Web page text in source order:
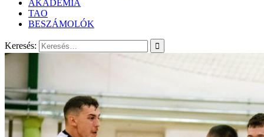
AKADÉMIA
TAO
BESZÁMOLÓK
Keresés: